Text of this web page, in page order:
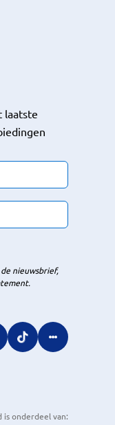
laatste
nieuwsbrief,
is onderdeel van: